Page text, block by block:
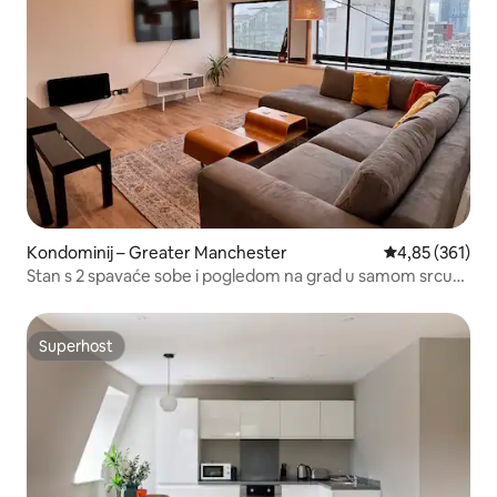
Kondominij – Greater Manchester Prosječna
4,85 (361)
Stan s 2 spavaće sobe i pogledom na grad u samom srcu
Superhost
Superhost